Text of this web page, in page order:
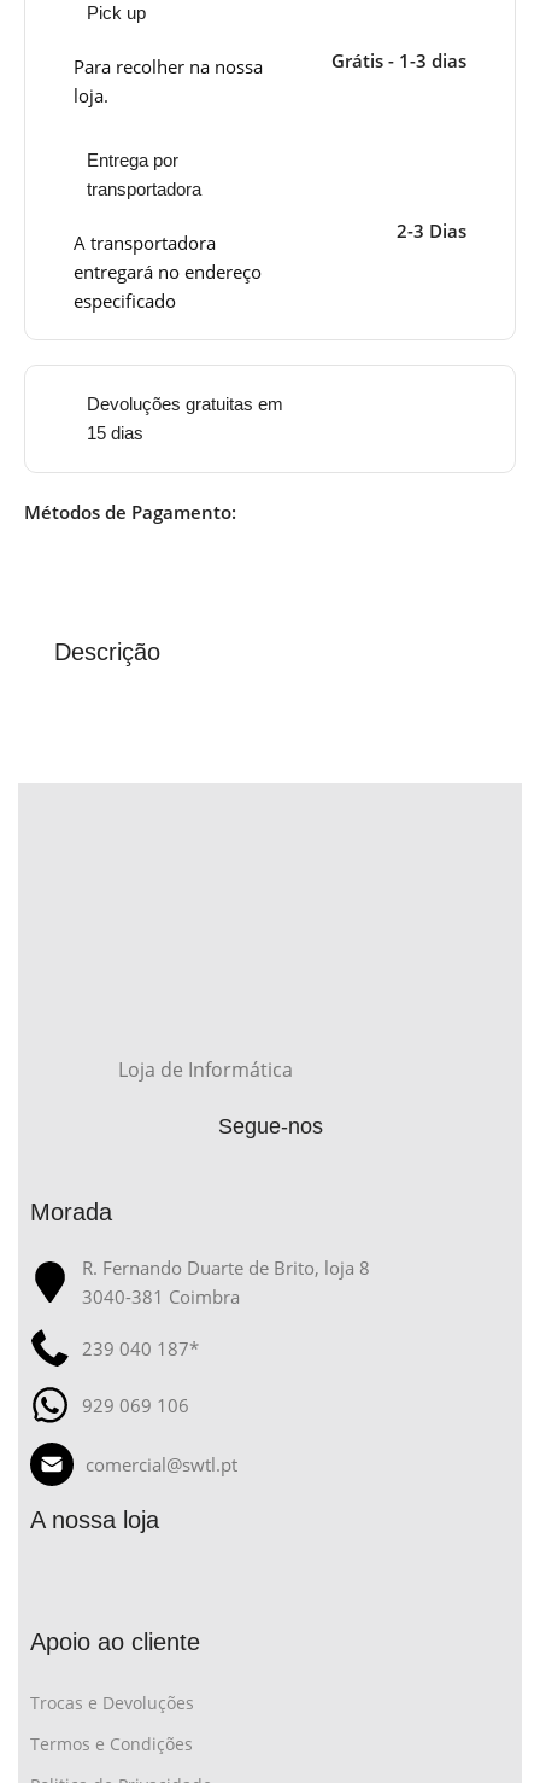
Pick up
Para recolher na nossa
loja.
Grátis - 1-3 dias
Entrega por
transportadora
A transportadora
entregará no endereço
especificado
2-3 Dias
Devoluções gratuitas em
15 dias
Métodos de Pagamento:
Descrição
Loja de Informática
Segue-nos
Morada
R. Fernando Duarte de Brito, loja 8
3040-381 Coimbra
239 040 187*
929 069 106
comercial@swtl.pt
A nossa loja
Apoio ao cliente
Trocas e Devoluções
Termos e Condições